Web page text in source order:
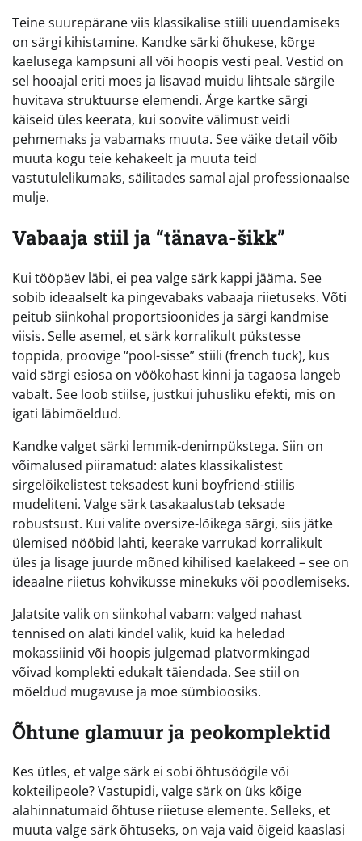
Teine suurepärane viis klassikalise stiili uuendamiseks
on särgi kihistamine. Kandke särki õhukese, kõrge
kaelusega kampsuni all või hoopis vesti peal. Vestid on
sel hooajal eriti moes ja lisavad muidu lihtsale särgile
huvitava struktuurse elemendi. Ärge kartke särgi
käiseid üles keerata, kui soovite välimust veidi
pehmemaks ja vabamaks muuta. See väike detail võib
muuta kogu teie kehakeelt ja muuta teid
vastutulelikumaks, säilitades samal ajal professionaalse
mulje.
Vabaaja stiil ja “tänava-šikk”
Kui tööpäev läbi, ei pea valge särk kappi jääma. See
sobib ideaalselt ka pingevabaks vabaaja riietuseks. Võti
peitub siinkohal proportsioonides ja särgi kandmise
viisis. Selle asemel, et särk korralikult pükstesse
toppida, proovige “pool-sisse” stiili (french tuck), kus
vaid särgi esiosa on vöökohast kinni ja tagaosa langeb
vabalt. See loob stiilse, justkui juhusliku efekti, mis on
igati läbimõeldud.
Kandke valget särki lemmik-denimpükstega. Siin on
võimalused piiramatud: alates klassikalistest
sirgelõikelistest teksadest kuni boyfriend-stiilis
mudeliteni. Valge särk tasakaalustab teksade
robustsust. Kui valite oversize-lõikega särgi, siis jätke
ülemised nööbid lahti, keerake varrukad korralikult
üles ja lisage juurde mõned kihilised kaelakeed – see on
ideaalne riietus kohvikusse minekuks või poodlemiseks.
Jalatsite valik on siinkohal vabam: valged nahast
tennised on alati kindel valik, kuid ka heledad
mokassiinid või hoopis julgemad platvormkingad
võivad komplekti edukalt täiendada. See stiil on
mõeldud mugavuse ja moe sümbioosiks.
Õhtune glamuur ja peokomplektid
Kes ütles, et valge särk ei sobi õhtusöögile või
kokteilipeole? Vastupidi, valge särk on üks kõige
alahinnatumaid õhtuse riietuse elemente. Selleks, et
muuta valge särk õhtuseks, on vaja vaid õigeid kaaslasi